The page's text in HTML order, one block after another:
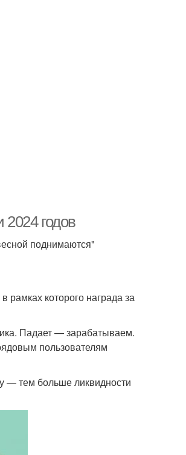
годов
поднимаются"
рамках которого награда за
Падает — зарабатываем.
пользователям
— тем больше ликвидности